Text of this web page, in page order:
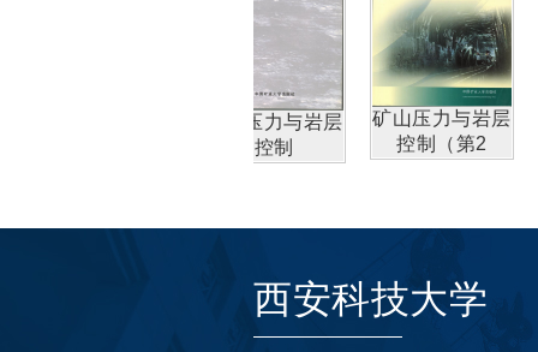
矿山压力与岩层
矿山压力与岩层
控制（第2
矿山压
控制
西安科技大学